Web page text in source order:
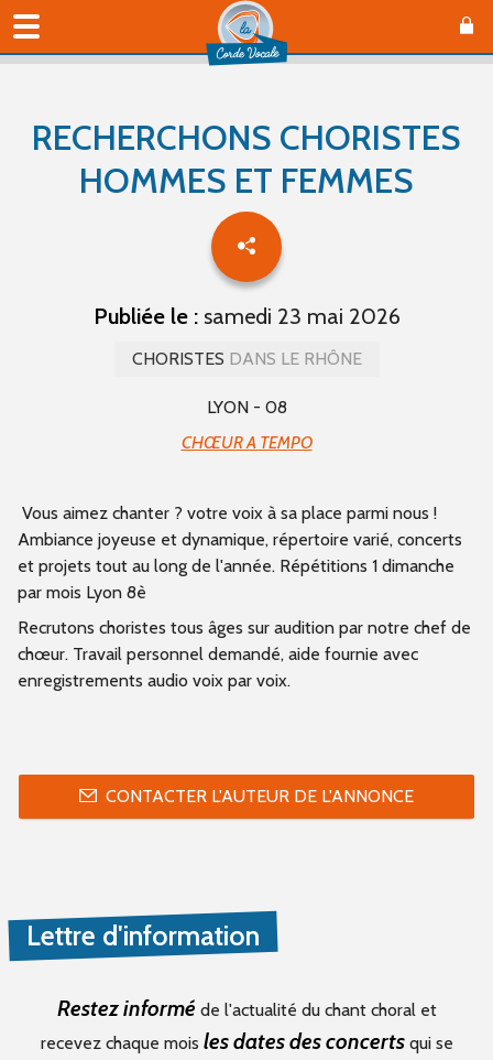
RECHERCHONS CHORISTES
HOMMES ET FEMMES
Publiée le :samedi 23 mai 2026
CHORISTES DANS LE RHÔNE
LYON - 08
CHŒUR A TEMPO
Vous aimez chanter ? votre voix à sa place parmi nous !
Ambiance joyeuse et dynamique, répertoire varié, concerts
et projets tout au long de l'année. Répétitions 1 dimanche
par mois Lyon 8è
Recrutons choristes tous âges sur audition par notre chef de
chœur. Travail personnel demandé, aide fournie avec
enregistrements audio voix par voix.
CONTACTER L'AUTEUR DE L'ANNONCE
Lettre d'information
Restez informé de l'actualité du chant choral et
recevez chaque mois les dates des concertsqui se